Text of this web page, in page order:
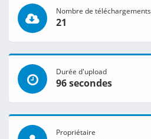
Nombre de téléchargements
21
Durée d'upload
96 secondes
Propriétaire